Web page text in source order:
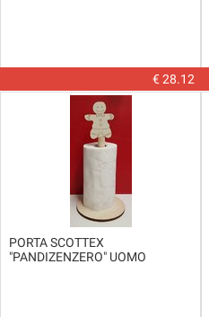
€ 28.12
PORTA SCOTTEX
"PANDIZENZERO" UOMO